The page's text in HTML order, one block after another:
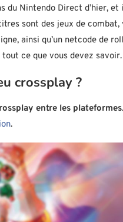
du Nintendo Direct d’hier, et
sont des jeux de
ainsi qu’un netcode de
ce que vous devez savoir.
crossplay ?
entre les plateformes
.